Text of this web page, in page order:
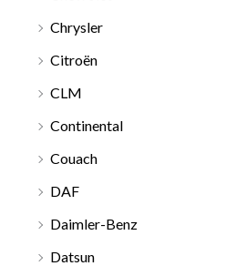
Chrysler
Citroën
CLM
Continental
Couach
DAF
Daimler-Benz
Datsun